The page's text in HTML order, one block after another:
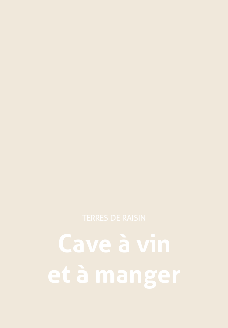
TERRES DE RAISIN
Cave à vin
et à manger